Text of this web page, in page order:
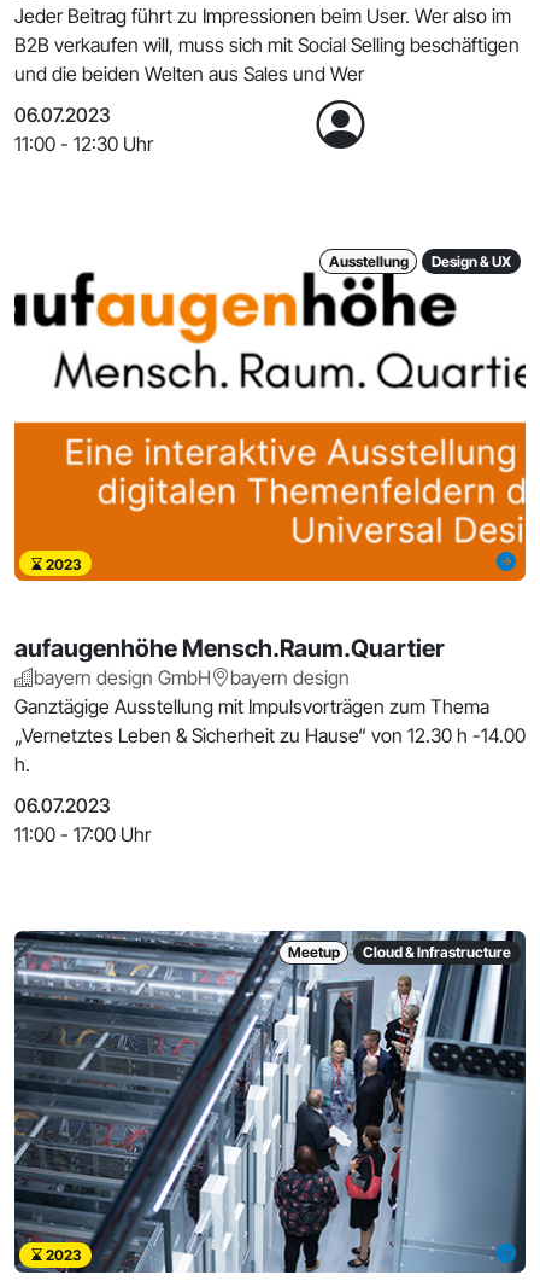
Jeder Beitrag führt zu Impressionen beim User. Wer also im
B2B verkaufen will, muss sich mit Social Selling beschäftigen
und die beiden Welten aus Sales und Wer
06.07.2023
11:00 - 12:30 Uhr
Ausstellung Design & UX
2023
aufaugenhöhe Mensch.Raum.Quartier
bayern design GmbH
bayern design
Ganztägige Ausstellung mit Impulsvorträgen zum Thema
„Vernetztes Leben & Sicherheit zu Hause“ von 12.30 h -14.00
h.
06.07.2023
11:00 - 17:00 Uhr
Meetup Cloud & Infrastructure
2023